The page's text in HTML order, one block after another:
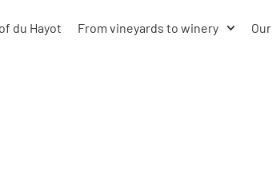
du Hayot From vineyards to winery